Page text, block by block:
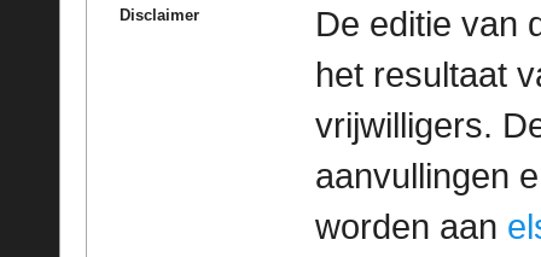
Disclaimer
De editie van
het resultaat
vrijwilligers.
aanvullingen
worden aan